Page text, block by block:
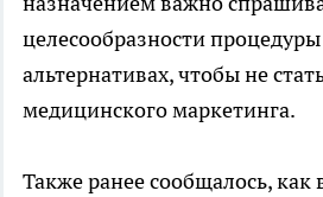
целесообразности
альтернативах, чтобы не
медицинского маркетинга.
Также ранее сообщалось,